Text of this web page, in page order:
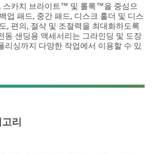
카치 브라이트™ 및 롤록™을 중심으
업 패드, 중간 패드, 디스크 홀더 및 디스
, 편의, 절삭 및 조절력을 최대화하도록
동 샌딩용 액세서리는 그라인딩 및 도장
리싱까지 다양한 작업에서 이용할 수 있
리